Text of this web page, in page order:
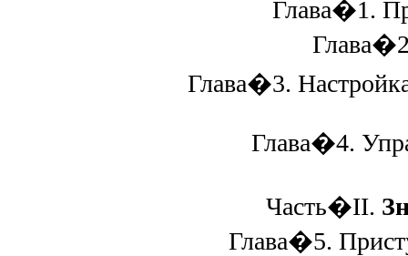
Глава�1.
Глава�3.
Глава�4.
Часть�II.
Глава�5.